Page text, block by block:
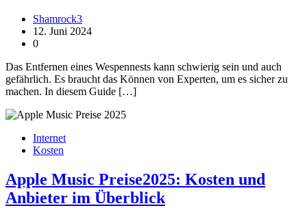
Shamrock3
12. Juni 2024
0
Das Entfernen eines Wespennests kann schwierig sein und auch
gefährlich. Es braucht das Können von Experten, um es sicher zu
machen. In diesem Guide […]
Internet
Kosten
Apple Music Preise2025: Kosten und
Anbieter im Überblick